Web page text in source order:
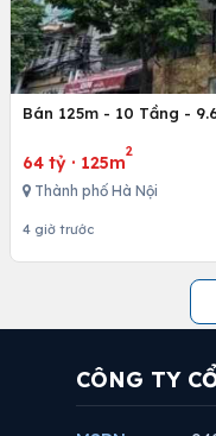
Bán 125m - 10 Tầng -
64 tỷ · 125m
2
Thành phố Hà Nội
4 giờ trước
CÔNG TY